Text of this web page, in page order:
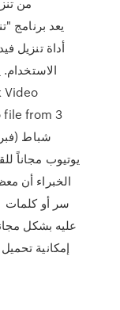
أداة تنزيل
file from 3
يوتيوب مجاناً
الخبراء أن
عليه بشكل
إمكانية